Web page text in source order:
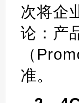
次将企
论：产
（
准。